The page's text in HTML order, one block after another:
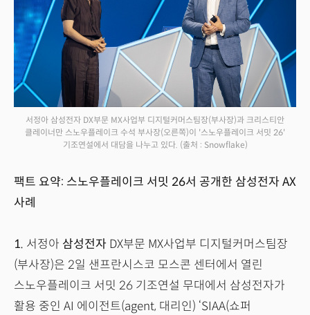
서정아 삼성전자 DX부문 MX사업부 디지털커머스팀장(부사장)과 크리스티안
클레이너만 스노우플레이크 수석 부사장(오른쪽)이 '스노우플레이크 서밋 26'
기조연설에서 대담을 나누고 있다. (출처 : Snowflake)
팩트 요약: 스노우플레이크 서밋 26서 공개한 삼성전자 AX
사례
1. 서정아 삼성전자 DX부문 MX사업부 디지털커머스팀장
(부사장)은 2일 샌프란시스코 모스콘 센터에서 열린
스노우플레이크 서밋 26 기조연설 무대에서 삼성전자가
활용 중인 AI 에이전트(agent, 대리인) ‘SIAA(쇼퍼